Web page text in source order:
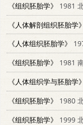
《组织胚胎学》
1981
《人体解剖组织胚胎学》
《人体组织胚胎学》
《组织胚胎学》
1981
《人体组织学与胚胎学》
《组织胚胎学》
1980
《组织胚胎学》
1999